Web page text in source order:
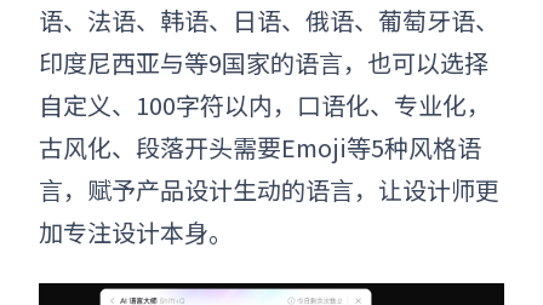
语、法语、韩语、日语、俄语、葡萄牙语、
印度尼西亚与等9国家的语言，也可以选择
自定义、100字符以内，口语化、专业化，
古风化、段落开头需要Emoji等5种风格语
言，赋予产品设计生动的语言，让设计师更
加专注设计本身。